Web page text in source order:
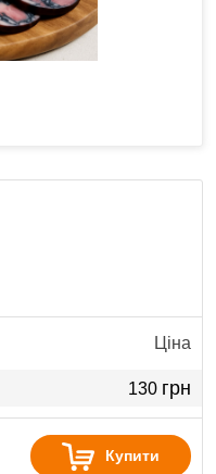
Ціна
130 грн
Купити